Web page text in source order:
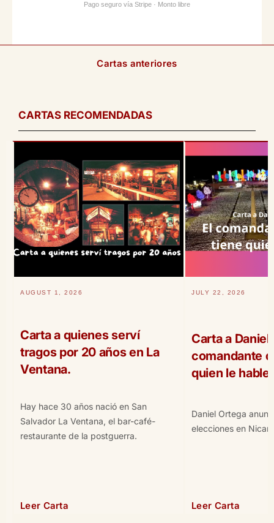
Pago seguro vía Stripe · Monto libre
Cartas anteriores
CARTAS RECOMENDADAS
AUGUST 1, 2026
Carta a quienes serví
tragos por 20 años en La
Ventana.
Hay hace 30 años nació en San
Salvador La Ventana, el bar-café-
restaurante de la postguerra.
Leer Carta
JULY 22, 2026
Carta a Daniel
comandante
quien le hable
Daniel Ortega
elecciones en
Leer Carta